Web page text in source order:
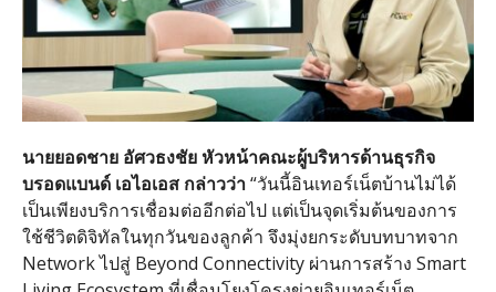
นายยอดชาย อัศวธงชัย หัวหน้าคณะผู้บริหารด้านธุรกิจ
บรอดแบนด์ เอไอเอส กล่าวว่า“วันนี้อินเทอร์เน็ตบ้านไม่ได้
เป็นเพียงบริการเชื่อมต่ออีกต่อไป แต่เป็นจุดเริ่มต้นของการ
ใช้ชีวิตดิจิทัลในทุกวันของลูกค้า จึงมุ่งยกระดับบทบาทจาก
Networkไปสู่Beyond Connectivity ผ่านการสร้าง Smart